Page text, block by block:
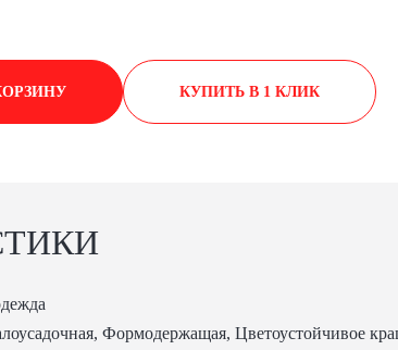
КУПИТЬ В 1 КЛИК
Формодержащая, Цветоустойчивое